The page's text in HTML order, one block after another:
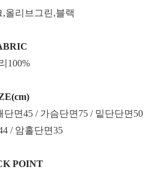
올리브그린,블랙
100%
단면45 / 가슴단면75 / 밑단단면50
/ 암홀단면35
POINT